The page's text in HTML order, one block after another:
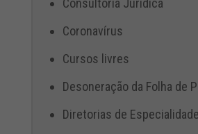
Consultoria Jurídica
Coronavírus
Cursos livres
Desoneração da Folha de
Diretorias de